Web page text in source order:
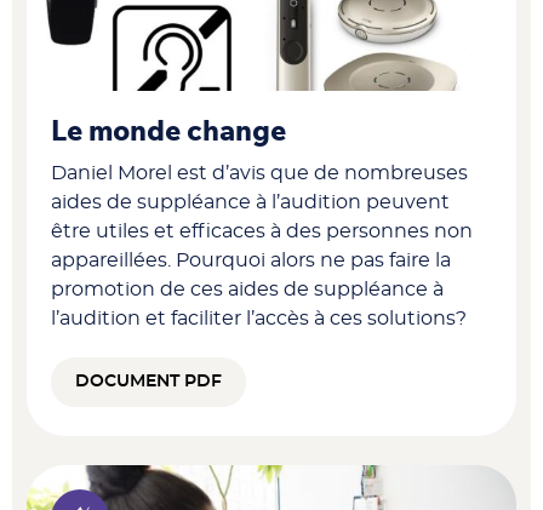
Le monde change
Daniel Morel est d’avis que de nombreuses
aides de suppléance à l’audition peuvent
être utiles et efficaces à des personnes non
appareillées. Pourquoi alors ne pas faire la
promotion de ces aides de suppléance à
l’audition et faciliter l’accès à ces solutions?
DOCUMENT PDF